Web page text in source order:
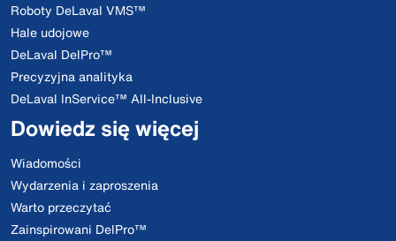
Roboty DeLaval VMS™
Hale udojowe
DeLaval DelPro™
Precyzyjna analityka
DeLaval InService™ All-Inclusive
Dowiedz się więcej
Wiadomości
Wydarzenia i zaproszenia
Warto przeczytać
Zainspirowani DelPro™